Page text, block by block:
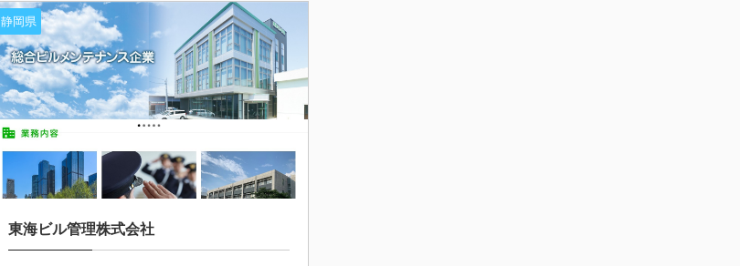
静岡県
東海ビル管理株式会社